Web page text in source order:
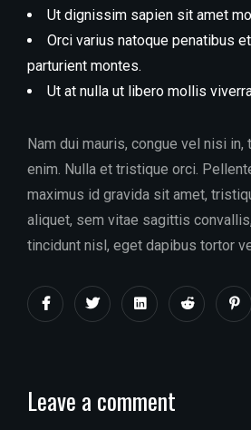
Ut dignissim sapien sit amet
Orci varius natoque penatibus
parturient montes.
Ut at nulla ut libero mollis
Nam dui mauris, congue vel nisi in,
enim. Nulla et tristique orci.
maximus id gravida sit amet,
aliquet, sem vitae sagittis
tincidunt nisl, eget dapibus tortor
Leave a comment